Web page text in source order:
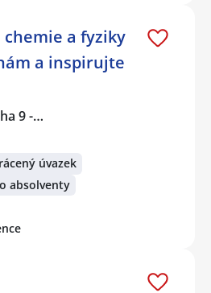
a fyziky
a inspirujte
9 -…
úvazek
absolventy